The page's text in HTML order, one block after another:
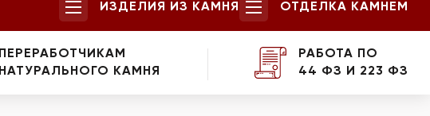
ИЗДЕЛИЯ ИЗ КАМНЯ ОТДЕЛКА КАМНЕМ
ПЕРЕРАБОТЧИКАМ
НАТУРАЛЬНОГО КАМНЯ
РАБОТА ПО
44 ФЗ И 223 ФЗ